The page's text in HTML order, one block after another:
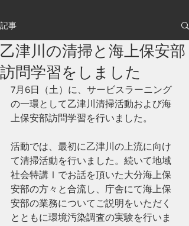
記事
乙津川の清掃と海上保安部
訪問学習をしました
7月6日（土）に、サービスラーニング
の一環として乙津川清掃活動および海
上保安部訪問学習を行いました。
活動では、最初に乙津川の上流に向け
て清掃活動を行いました。続いて地域
社会特講Ⅰでお話を頂いた大分海上保
安部の方々と合流し、庁舎にて海上保
安部の業務についてご説明をいただく
とともに環境汚染調査の実験を行いま